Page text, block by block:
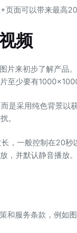
面可以带来最高
频
片来初步了解产品
至少要有
是采用纯色背景以
。
，一般控制在20秒
，并默认静音播放。
和服务条款，例如图